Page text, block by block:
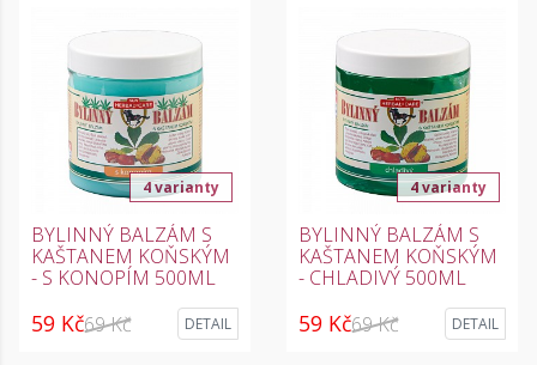
4 varianty
BYLINNÝ BALZÁM S
KAŠTANEM KOŇSKÝM
- S KONOPÍM 500ML
59 Kč69 Kč DETAIL
4 varianty
BYLINNÝ BALZÁM S
KAŠTANEM KOŇSKÝM
- CHLADIVÝ 500ML
59 Kč69 Kč DETAIL